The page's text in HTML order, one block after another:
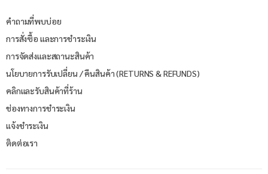
คำถามที่พบบ่อย
การสั่งซื้อ และการชำระเงิน
การจัดส่งและสถานะสินค้า
นโยบายการรับเปลี่ยน / คืนสินค้า (RETURNS & REFUNDS)
คลิกและรับสินค้าที่ร้าน
ช่องทางการชำระเงิน
แจ้งชำระเงิน
ติดต่อเรา